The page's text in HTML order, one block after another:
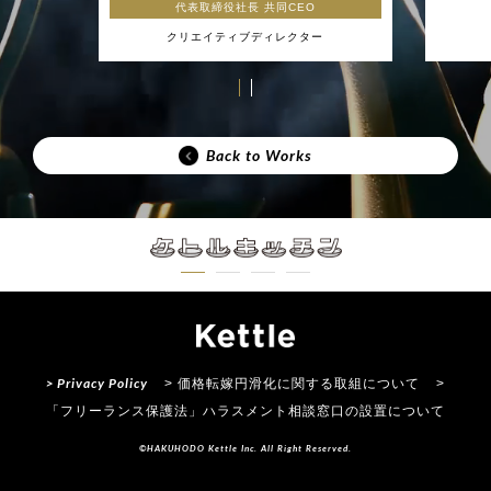
代表取締役社長 共同CEO
クリエイティブディレクター
Back to Works
> Privacy Policy > 価格転嫁円滑化に関する取組について
>
「フリーランス保護法」ハラスメント相談窓口の設置について
©HAKUHODO Kettle Inc. All Right Reserved.